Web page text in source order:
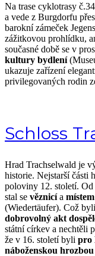
Na trase cyklotrasy
a vede z Burgdorfu
barokní zámeček
zážitkovou prohlídku,
současné době se v
kultury bydlení
ukazuje zařízení
privilegovaných rodin
Schloss
Hrad Trachselwald je
historie. Nejstarší části
poloviny 12. století.
stal se věznicía
(Wiedertäufer). Což
dobrovolný akt
státní církev a nechtěli
že v 16. století byli pro
náboženskou hrozbou